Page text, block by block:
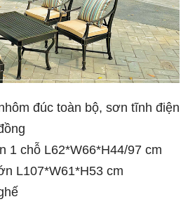
đúc toàn bộ, sơn tĩnh điện
1 chỗ L62*W66*H44/97 cm
L107*W61*H53 cm